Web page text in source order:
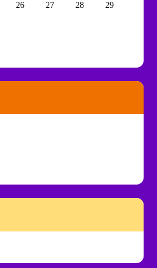
26 27 28 29